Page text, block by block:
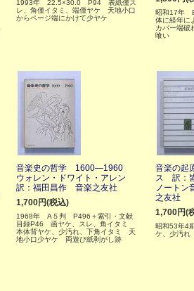
1993年 22.5×30.0 P94 表紙僅ス
レ、角僅イタミ、端僅ヤケ 天地小口
からページ端にかけて少ヤケ
昭和17年
体に経年に
カバー端
喰い
音楽史の哲学 1600―1960
ウォレン・ドワイト・アレン
訳：福田昌作 音楽之友社
1,700円(税込)
1968年 A５判 P496＋索引・文献
目録P46 函ヤケ、スレ、角イタミ
本体背ヤケ、少汚れ、下角イタミ 天
地小口少ヤケ 両遊び紙剥がし跡
音楽の起
ス 訳：
ノートン
之友社
1,700円(
昭和53年
ケ、少汚れ